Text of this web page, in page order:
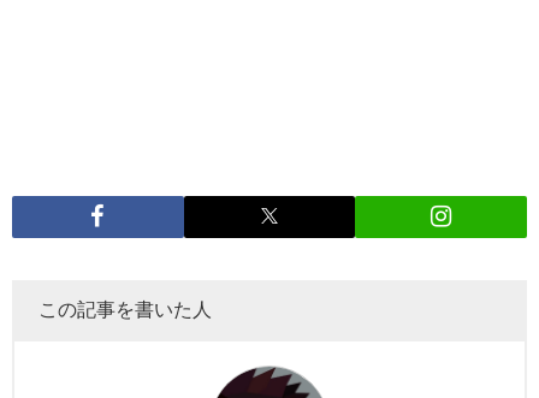
この記事を書いた人